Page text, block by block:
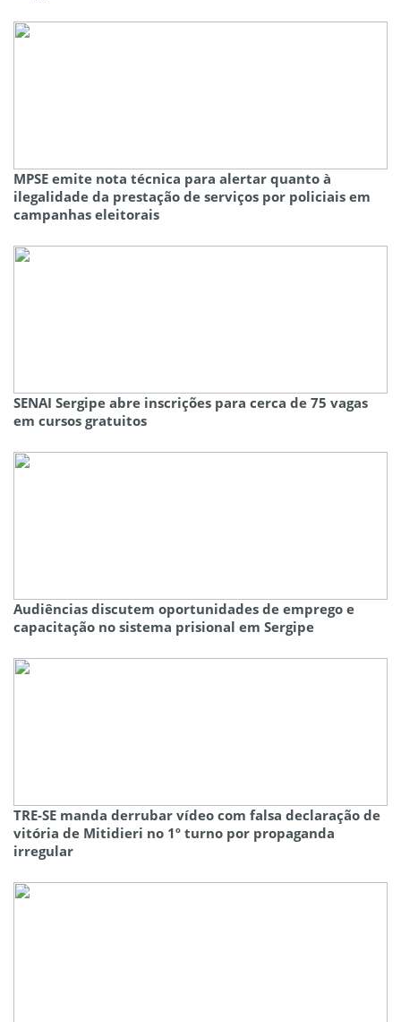
MPSE emite nota técnica para alertar quanto à
ilegalidade da prestação de serviços por policiais em
campanhas eleitorais
SENAI Sergipe abre inscrições para cerca de 75 vagas
em cursos gratuitos
Audiências discutem oportunidades de emprego e
capacitação no sistema prisional em Sergipe
TRE-SE manda derrubar vídeo com falsa declaração de
vitória de Mitidieri no 1º turno por propaganda
irregular